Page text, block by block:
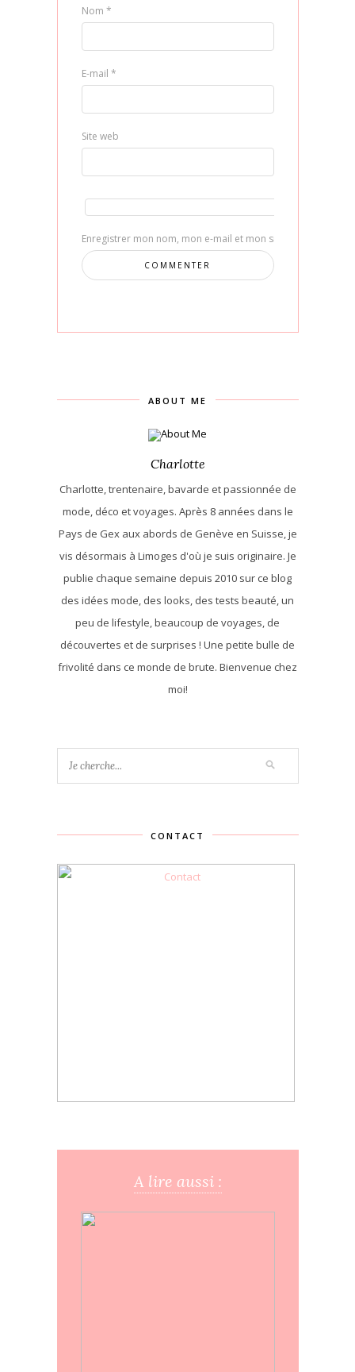
Nom *
E-mail *
Site web
Enregistrer mon nom, mon e-mail et mon site dans le
ABOUT ME
Charlotte
Charlotte, trentenaire, bavarde et passionnée de
mode, déco et voyages. Après 8 années dans le
Pays de Gex aux abords de Genève en Suisse, je
vis désormais à Limoges d'où je suis originaire. Je
publie chaque semaine depuis 2010 sur ce blog
des idées mode, des looks, des tests beauté, un
peu de lifestyle, beaucoup de voyages, de
découvertes et de surprises ! Une petite bulle de
frivolité dans ce monde de brute. Bienvenue chez
moi!
CONTACT
A lire aussi :